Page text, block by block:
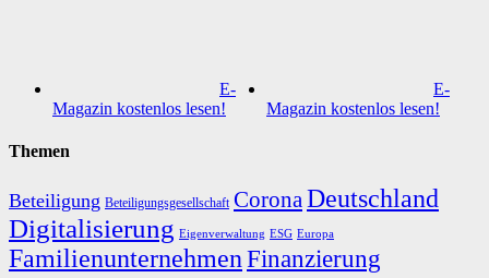
E-
Magazin kostenlos lesen!
E-
Magazin kostenlos lesen!
Themen
Beteiligung Beteiligungsgesellschaft CoronaDeutschland
Digitalisierung Eigenverwaltung ESG Europa
Familienunternehmen Finanzierung